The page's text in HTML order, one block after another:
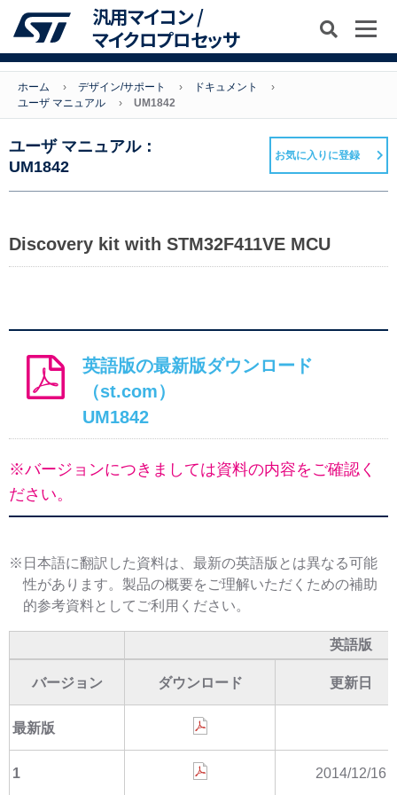
汎用マイコン /
マイクロプロセッサ
ホーム デザイン/サポート
ドキュメント
ユーザ マニュアル
UM1842
ユーザ マニュアル：
UM1842
お気に入りに登録
Discovery kit with STM32F411VE MCU
英語版の最新版ダウンロード
（st.com）
UM1842
※バージョンにつきましては資料の内容をご確認く
ださい。
※日本語に翻訳した資料は、最新の英語版とは異なる可能
性があります。製品の概要をご理解いただくための補助
的参考資料としてご利用ください。
英語版
バージョン ダウンロード 更新日
最新版
1 2014/12/16